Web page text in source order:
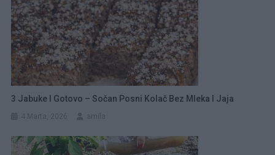
3 Jabuke I Gotovo – Sočan Posni Kolač Bez Mleka I Jaja